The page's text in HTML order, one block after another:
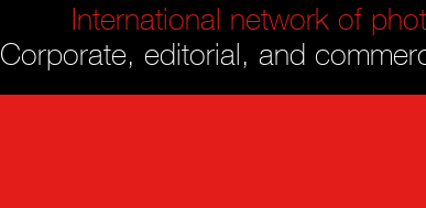
International network of
Corporate, editorial, and